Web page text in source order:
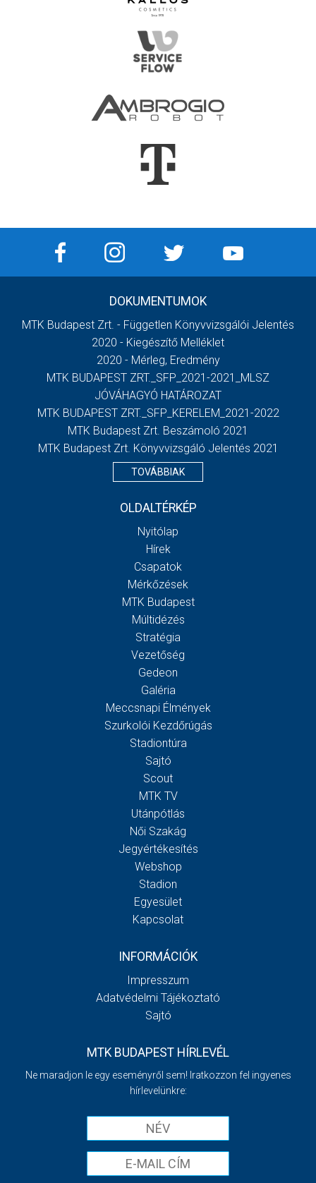
DOKUMENTUMOK
MTK Budapest Zrt. - Független Könyvvizsgálói Jelentés
2020 - Kiegészítő Melléklet
2020 - Mérleg, Eredmény
MTK BUDAPEST ZRT._SFP_2021-2021_MLSZ
JÓVÁHAGYÓ HATÁROZAT
MTK BUDAPEST ZRT._SFP_KERELEM_2021-2022
MTK Budapest Zrt. Beszámoló 2021
MTK Budapest Zrt. Könyvvizsgáló Jelentés 2021
TOVÁBBIAK
OLDALTÉRKÉP
Nyitólap
Hírek
Csapatok
Mérkőzések
MTK Budapest
Múltidézés
Stratégia
Vezetőség
Gedeon
Galéria
Meccsnapi Élmények
Szurkolói Kezdőrúgás
Stadiontúra
Sajtó
Scout
MTK TV
Utánpótlás
Női Szakág
Jegyértékesítés
Webshop
Stadion
Egyesület
Kapcsolat
INFORMÁCIÓK
Impresszum
Adatvédelmi Tájékoztató
Sajtó
MTK BUDAPEST HÍRLEVÉL
Ne maradjon le egy eseményről sem! Iratkozzon fel ingyenes
hírlevelünkre: